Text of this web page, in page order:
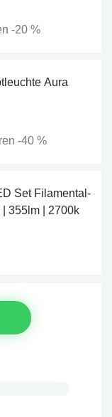
-20 %
Aura
-40 %
Set Filamental-
355lm | 2700k